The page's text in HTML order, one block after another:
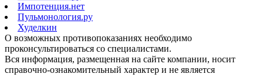
Импотенция.нет
Пульмонология.ру
Худелкин
О возможных противопоказаниях необходимо
проконсультироваться со специалистами.
Вся информация, размещенная на сайте компании, носит
справочно-ознакомительный характер и не является